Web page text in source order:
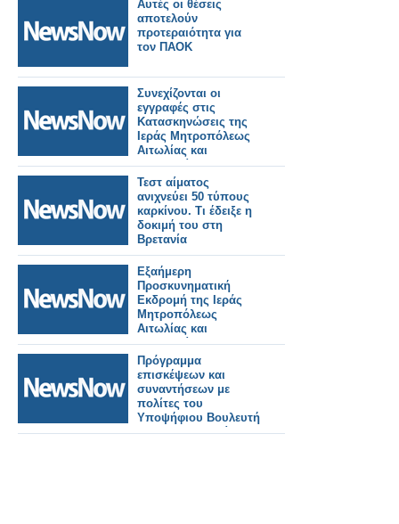
Αυτές οι θέσεις
αποτελούν
προτεραιότητα για
τον ΠΑΟΚ
Συνεχίζονται οι
εγγραφές στις
Κατασκηνώσεις της
Ιεράς Μητροπόλεως
Αιτωλίας και
Ακαρνανίας
Τεστ αίματος
ανιχνεύει 50 τύπους
καρκίνου. Τι έδειξε η
δοκιμή του στη
Βρετανία
Εξαήμερη
Προσκυνηματική
Εκδρομή της Ιεράς
Μητροπόλεως
Αιτωλίας και
Ακαρνανίας στους
Αγίους Τόπους
Πρόγραμμα
επισκέψεων και
συναντήσεων με
πολίτες του
Υποψήφιου Βουλευτή
Αιτωλοακαρνανίας,